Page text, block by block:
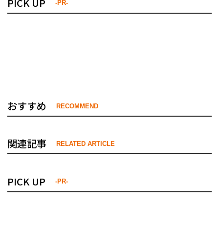
-PR-
おすすめ RECOMMEND
関連記事 RELATED ARTICLE
PICK UP -PR-